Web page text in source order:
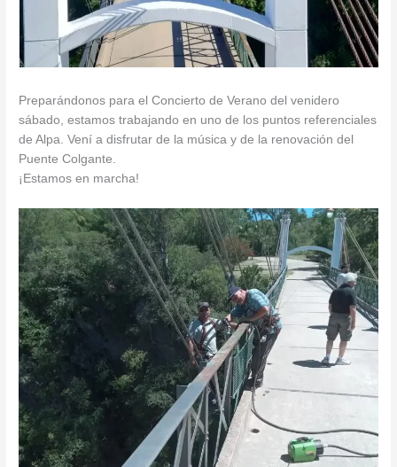
Preparándonos para el Concierto de Verano del venidero
sábado, estamos trabajando en uno de los puntos referenciales
de Alpa. Vení a disfrutar de la música y de la renovación del
Puente Colgante.
¡Estamos en marcha!